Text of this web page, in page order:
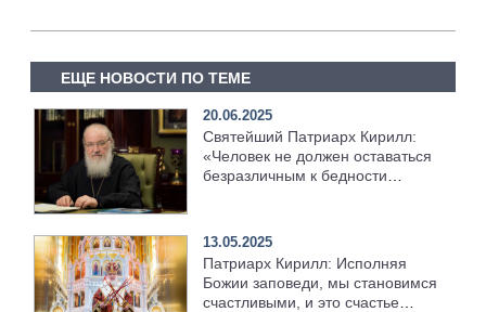
ЕЩЕ НОВОСТИ ПО ТЕМЕ
20.06.2025
Святейший Патриарх Кирилл:
«Человек не должен оставаться
безразличным к бедности
13.05.2025
Патриарх Кирилл: Исполняя
Божии заповеди, мы становимся
счастливыми, и это счастье